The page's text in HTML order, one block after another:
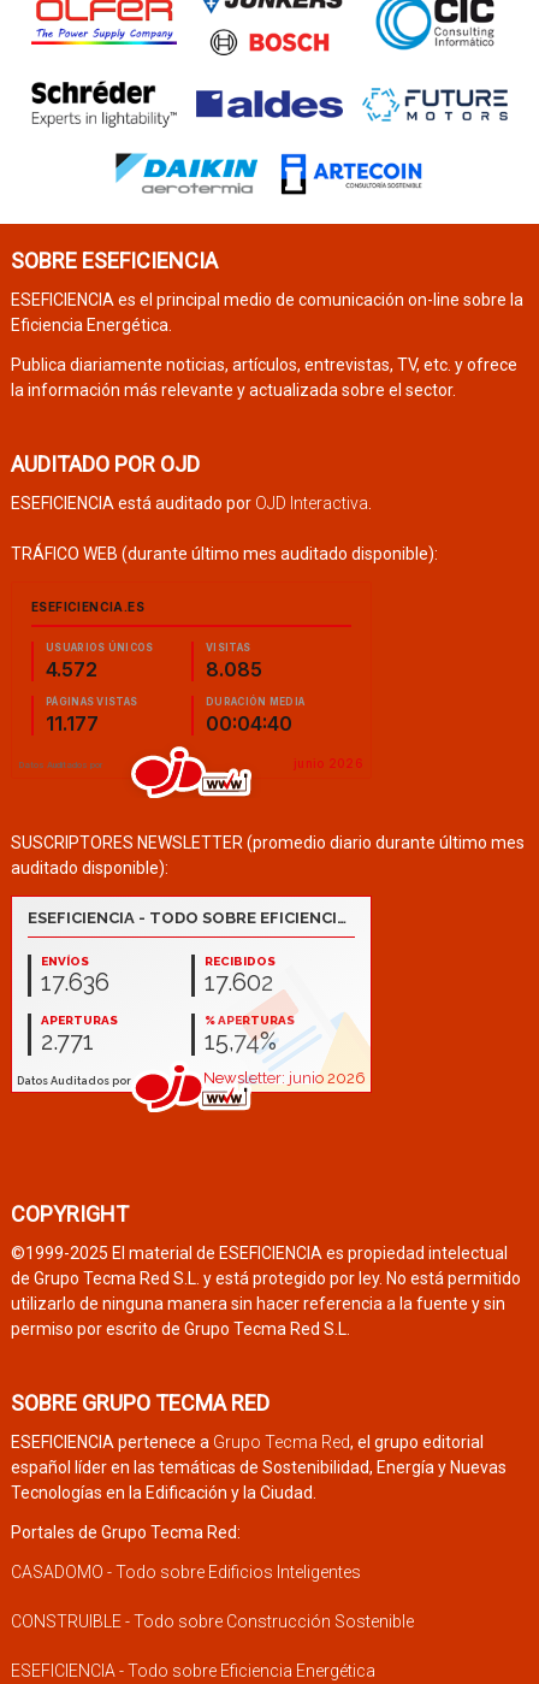
SOBRE ESEFICIENCIA
ESEFICIENCIA es el principal medio de comunicación on-line sobre la
Eficiencia Energética.
Publica diariamente noticias, artículos, entrevistas, TV, etc. y ofrece
la información más relevante y actualizada sobre el sector.
AUDITADO POR OJD
ESEFICIENCIA está auditado por OJD Interactiva
TRÁFICO WEB (durante último mes auditado disponible):
SUSCRIPTORES NEWSLETTER (promedio diario durante último mes
auditado disponible):
COPYRIGHT
©1999-2025 El material de ESEFICIENCIA es propiedad intelectual
de Grupo Tecma Red S.L. y está protegido por ley. No está permitido
utilizarlo de ninguna manera sin hacer referencia a la fuente y sin
permiso por escrito de Grupo Tecma Red S.L.
SOBRE GRUPO TECMA RED
ESEFICIENCIA pertenece a Grupo Tecma Red, el grupo editorial
español líder en las temáticas de Sostenibilidad, Energía y Nuevas
Tecnologías en la Edificación y la Ciudad.
Portales de Grupo Tecma Red:
CASADOMO - Todo sobre Edificios Inteligentes
CONSTRUIBLE - Todo sobre Construcción Sostenible
ESEFICIENCIA - Todo sobre Eficiencia Energética